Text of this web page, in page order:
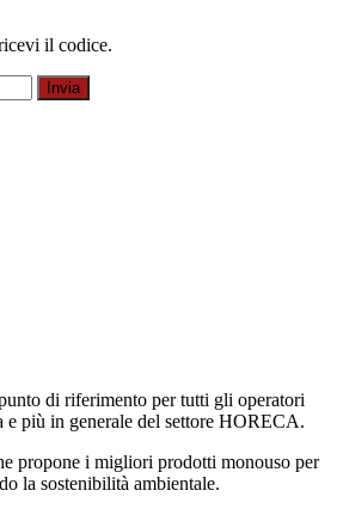
il codice.
Invia
di riferimento per tutti gli operatori
e più in generale del settore HORECA.
propone i migliori prodotti monouso per
la sostenibilità ambientale.